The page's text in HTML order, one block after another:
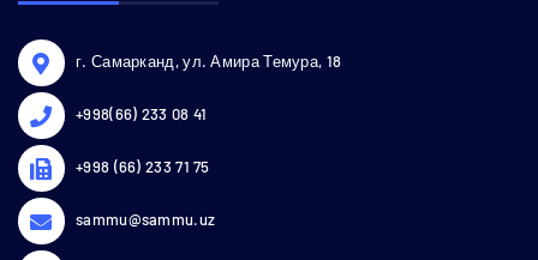
г. Самарканд, ул. Амира Темура, 18
+998(66) 233 08 41
+998 (66) 233 71 75
sammu@sammu.uz